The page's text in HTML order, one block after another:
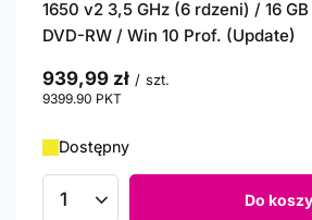
1650 v2 3,5 GHz (6 rdzeni) / 16
DVD-RW / Win 10 Prof. (Update)
939,99 zł / szt.
9399.90 PKT
Dostępny
Ilość produktów Do